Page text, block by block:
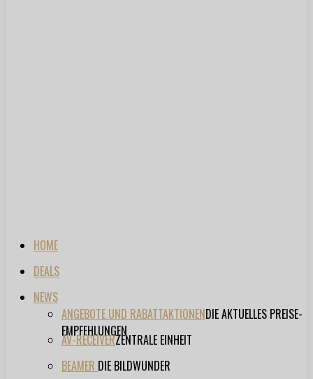
HOME
DEALS
NEWS
ANGEBOTE UND RABATTAKTIONENDIE AKTUELLES PREISE-
EMPFEHLUNGEN
AV-RECEIVERZENTRALE EINHEIT
BEAMER DIE BILDWUNDER